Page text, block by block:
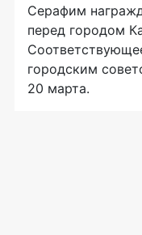
Серафим
перед городом
городским
20 марта.